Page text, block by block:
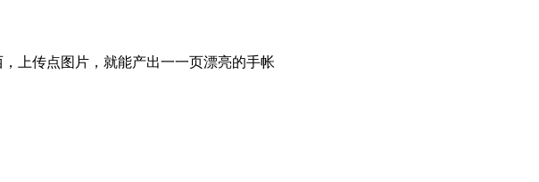
上传点图片，就能产出一一页漂亮的手帐